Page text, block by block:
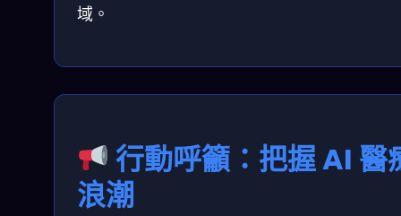
域。
行動呼籲：把握 AI 醫
浪潮